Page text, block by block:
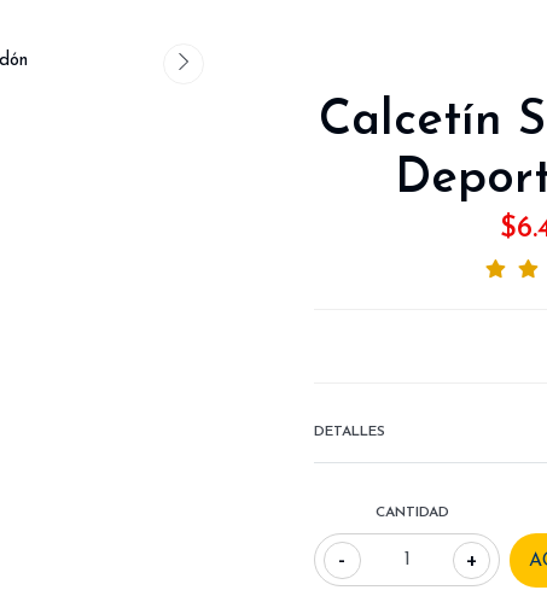
Calcetín
DETALLES
CANTIDAD
- +